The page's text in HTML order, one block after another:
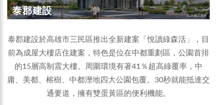
泰郡建設
泰郡建設於高雄市三民區推出全新建案「悅讀綠森活」，目
前為成屋大樓店住建案，特色是位在中都重劃區，公園首排
的15層高制震大樓。周圍環境有著41％超高綠覆率，中
庸、美都、榕樹、中都溼地四大公園包覆。30秒就能抵達交
通要道，擁有雙蛋黃區的便利機能。